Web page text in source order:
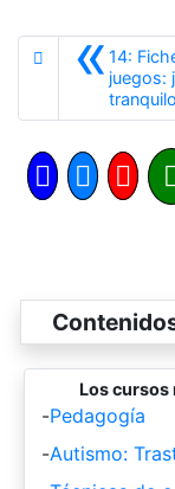
«14:
juegos:
Los cursos
-Pedagogía
-Autismo: